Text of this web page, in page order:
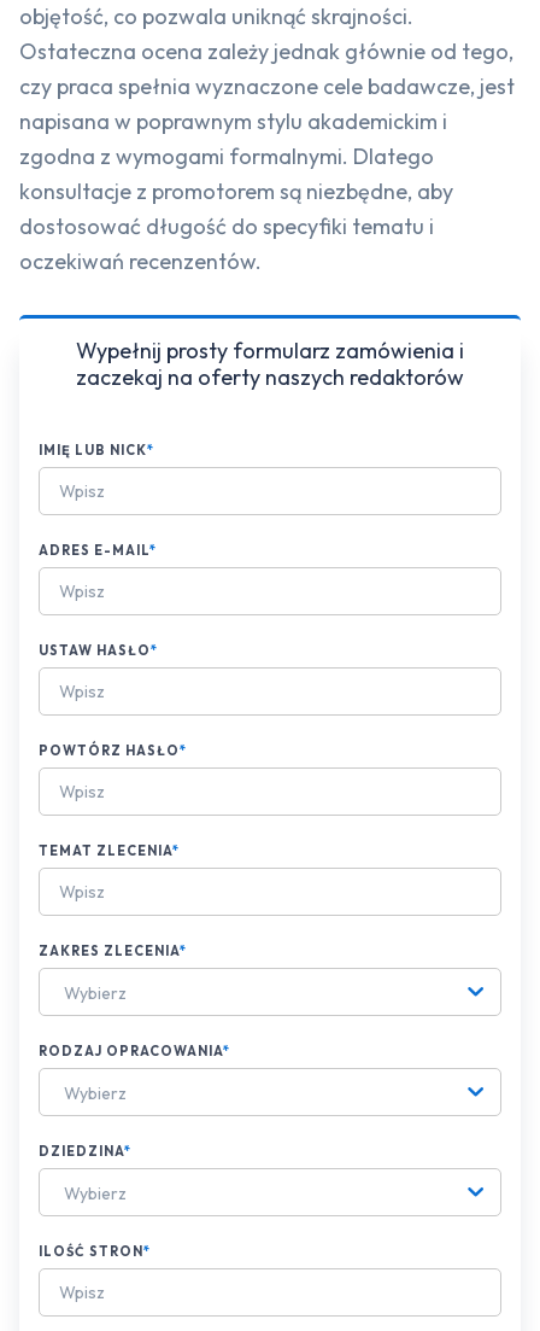
objętość, co pozwala uniknąć skrajności.
Ostateczna ocena zależy jednak głównie od tego,
czy praca spełnia wyznaczone cele badawcze, jest
napisana w poprawnym stylu akademickim i
zgodna z wymogami formalnymi. Dlatego
konsultacje z promotorem są niezbędne, aby
dostosować długość do specyfiki tematu i
oczekiwań recenzentów.
Wypełnij prosty formularz zamówienia i
zaczekaj na oferty naszych redaktorów
IMIĘ LUB NICK*
ADRES E-MAIL*
USTAW HASŁO*
POWTÓRZ HASŁO*
TEMAT ZLECENIA*
ZAKRES ZLECENIA*
Wybierz
RODZAJ OPRACOWANIA*
Wybierz
DZIEDZINA*
Wybierz
ILOŚĆ STRON*